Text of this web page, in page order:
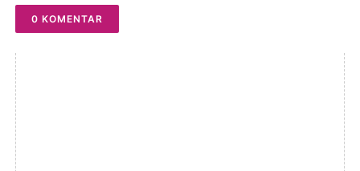
0 KOMENTAR